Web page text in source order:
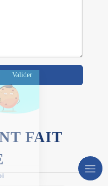
Valider
FAIT